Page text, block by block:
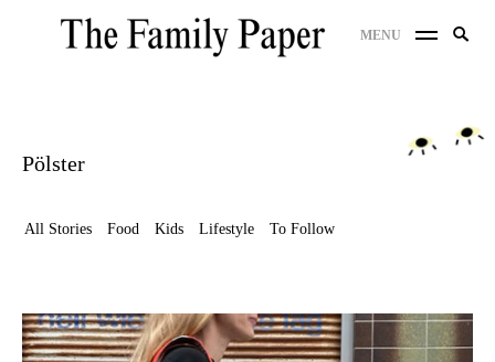
MENU
Pölster
All Stories Food Kids Lifestyle To Follow
Search